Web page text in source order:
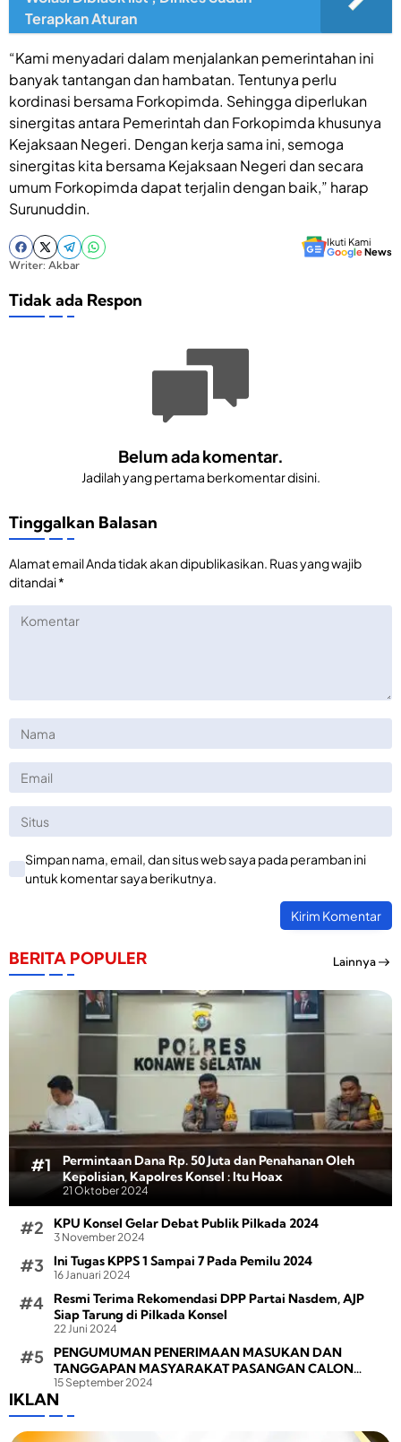
Terapkan Aturan
“Kami menyadari dalam menjalankan pemerintahan ini
banyak tantangan dan hambatan. Tentunya perlu
kordinasi bersama Forkopimda. Sehingga diperlukan
sinergitas antara Pemerintah dan Forkopimda khusunya
Kejaksaan Negeri. Dengan kerja sama ini, semoga
sinergitas kita bersama Kejaksaan Negeri dan secara
umum Forkopimda dapat terjalin dengan baik,” harap
Surunuddin.
Ikuti Kami
GoogleNews
Writer: Akbar
Tidak ada Respon
Belum ada komentar.
Jadilah yang pertama berkomentar disini.
Tinggalkan Balasan
Alamat email Anda tidak akan dipublikasikan. Ruas yang wajib
ditandai*
Simpan nama, email, dan situs web saya pada peramban ini
untuk komentar saya berikutnya.
BERITA POPULER Lainnya
Permintaan Dana Rp. 50 Juta dan Penahanan Oleh
Kepolisian, Kapolres Konsel : Itu Hoax
21 Oktober 2024
KPU Konsel Gelar Debat Publik Pilkada 2024
3 November 2024
Ini Tugas KPPS 1 Sampai 7 Pada Pemilu 2024
16 Januari 2024
Resmi Terima Rekomendasi DPP Partai Nasdem, AJP
Siap Tarung di Pilkada Konsel
22 Juni 2024
PENGUMUMAN PENERIMAAN MASUKAN DAN
TANGGAPAN MASYARAKAT PASANGAN CALON
BUPATI DAN WAKIL BUPATI PADA PEMILIHAN BUPATI
DAN WAKIL BUPATI KONAWE SELATAN TAHUN 2024
15 September 2024
IKLAN